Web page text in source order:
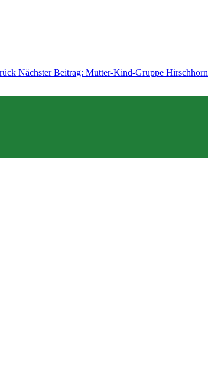
Nächster Beitrag: Mutter-Kind-Gruppe Hirschhorn